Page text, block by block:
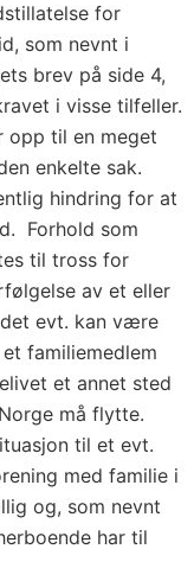
for
som nevnt i
brev på side 4,
i visse tilfeller.
opp til en meget
enkelte sak.
hindring for at
Forhold som
til tross for
av et eller
evt. kan være
familiemedlem
et annet sted
må flytte.
til et evt.
med familie i
og, som nevnt
har til